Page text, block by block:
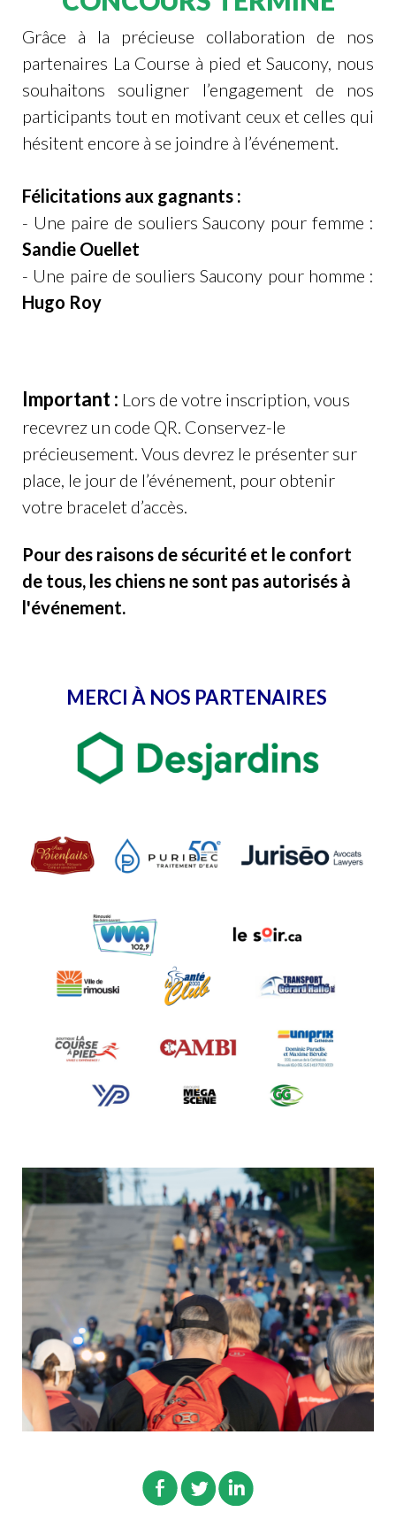
Grâce à la précieuse collaboration de nos
partenaires La Course à pied et Saucony, nous
souhaitons souligner l’engagement de nos
participants tout en motivant ceux et celles qui
hésitent encore à se joindre à l’événement.
Félicitations aux gagnants :
- Une paire de souliers Saucony pour femme :
Sandie Ouellet
- Une paire de souliers Saucony pour homme :
Hugo Roy
Important : Lors de votre inscription, vous
recevrez un code QR. Conservez-le
précieusement. Vous devrez le présenter sur
place, le jour de l’événement, pour obtenir
votre bracelet d’accès.
Pour des raisons de sécurité et le confort
de tous, les chiens ne sont pas autorisés à
l'événement.
MERCI À NOS PARTENAIRES